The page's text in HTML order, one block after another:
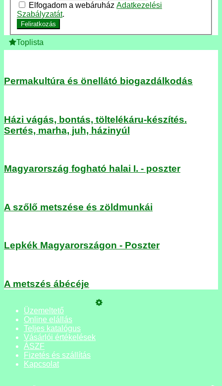
Elfogadom a webáruház Adatkezelési
Szabályzatát.
Feliratkozás
Toplista
Permakultúra és önellátó biogazdálkodás
Házi vágás, bontás, töltelékáru-készítés.
Sertés, marha, juh, házinyúl
Magyarország fogható halai I. - poszter
A szőlő metszése és zöldmunkái
Lepkék Magyarországon - Poszter
A metszés ábécéje
Üzemeltető
Online elállás
Teljes katalógus
Vásárlói értékelések
ÁSZF
Fizetés és szállítás
Kapcsolat